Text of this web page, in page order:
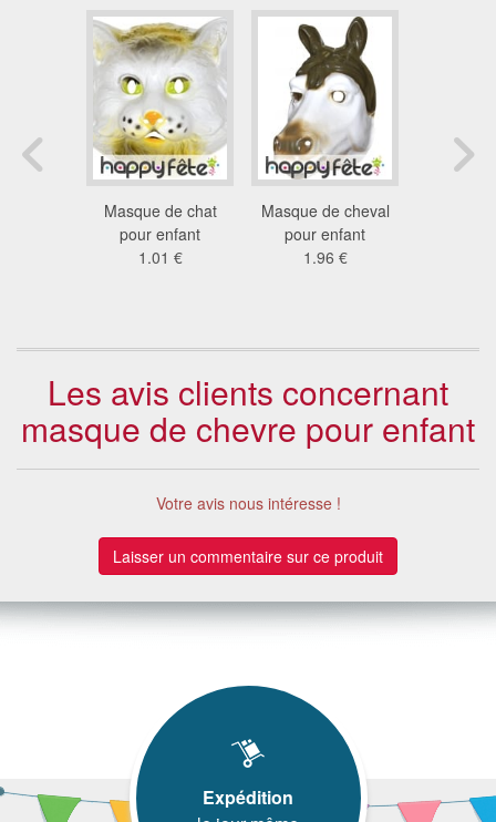
Masque de chat
pour enfant
1.01 €
Masque de cheval
pour enfant
1.96 €
Les avis clients concernant
masque de chevre pour enfant
Votre avis nous intéresse !
Laisser un commentaire sur ce produit
Expédition